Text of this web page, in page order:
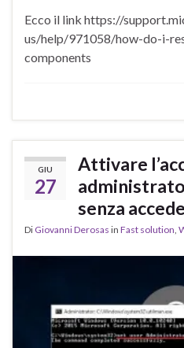
Ecco il link https://
us/help/971058/how-do-i-
components
GIU
27
Attivare
senza
Di Giovanni Derosas in Fast solution,